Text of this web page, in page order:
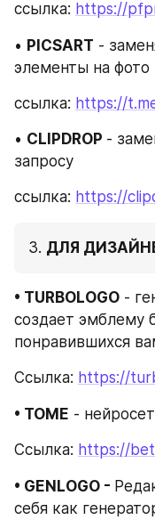
ссылка: https://
• PICSART -
элементы на фото
ссылка: https://
• CLIPDROP -
запросу
ссылка: https://
3. ДЛЯ
• TURBOLOGO -
создает эмблему
понравившихся
Ссылка: https://
• TOME -
Ссылка: https://
• GENLOGO -
себя как